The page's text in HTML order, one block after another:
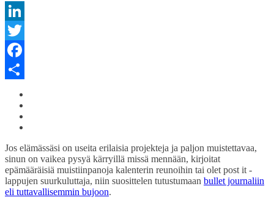
LinkedIn
Twitter
Facebook
Jos elämässäsi on useita erilaisia projekteja ja paljon muistettavaa,
sinun on vaikea pysyä kärryillä missä mennään, kirjoitat
epämääräisiä muistiinpanoja kalenterin reunoihin tai olet post it -
lappujen suurkuluttaja, niin suosittelen tutustumaan bullet journaliin
eli tuttavallisemmin bujoon.